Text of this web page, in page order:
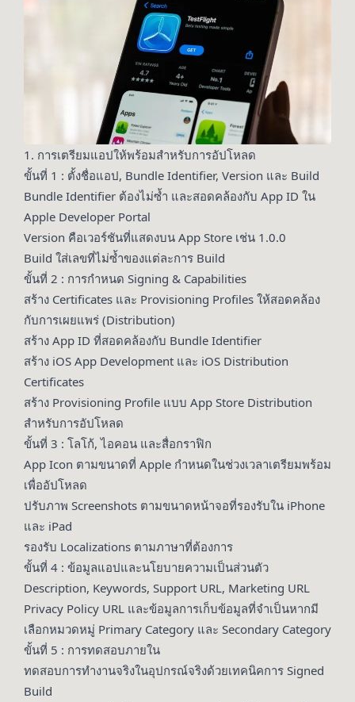
1. การเตรียมแอปให้พร้อมสำหรับการอัปโหลด
ขั้นที่ 1 : ตั้งชื่อแอป, Bundle Identifier, Version และ Build
Bundle Identifier ต้องไม่ซ้ำ และสอดคล้องกับ App ID ใน
Apple Developer Portal
Version คือเวอร์ชันที่แสดงบน App Store เช่น 1.0.0
Build ใส่เลขที่ไม่ซ้ำของแต่ละการ Build
ขั้นที่ 2 : การกำหนด Signing & Capabilities
สร้าง Certificates และ Provisioning Profiles ให้สอดคล้อง
กับการเผยแพร่ (Distribution)
สร้าง App ID ที่สอดคล้องกับ Bundle Identifier
สร้าง iOS App Development และ iOS Distribution
Certificates
สร้าง Provisioning Profile แบบ App Store Distribution
สำหรับการอัปโหลด
ขั้นที่ 3 : โลโก้, ไอคอน และสื่อกราฟิก
App Icon ตามขนาดที่ Apple กำหนดในช่วงเวลาเตรียมพร้อม
เพื่ออัปโหลด
ปรับภาพ Screenshots ตามขนาดหน้าจอที่รองรับใน iPhone
และ iPad
รองรับ Localizations ตามภาษาที่ต้องการ
ขั้นที่ 4 : ข้อมูลแอปและนโยบายความเป็นส่วนตัว
Description, Keywords, Support URL, Marketing URL
Privacy Policy URL และข้อมูลการเก็บข้อมูลที่จำเป็นหากมี
เลือกหมวดหมู่ Primary Category และ Secondary Category
ขั้นที่ 5 : การทดสอบภายใน
ทดสอบการทำงานจริงในอุปกรณ์จริงด้วยเทคนิคการ Signed
Build